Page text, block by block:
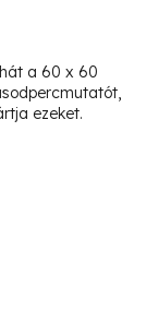
a 60 x 60
ezeket.